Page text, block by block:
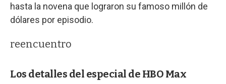
hasta la novena que lograron su famoso millón de
dólares por episodio.
reencuentro
Los detalles del especial de HBO Max